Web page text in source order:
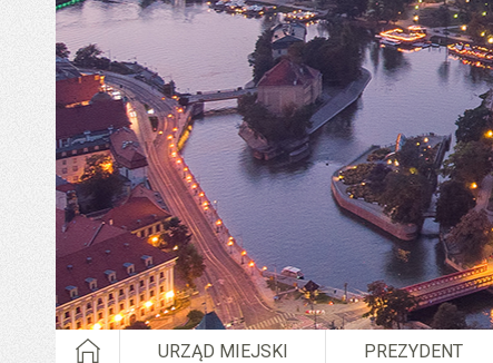
STRONA GŁÓWNA
URZĄD MIEJSKI PREZYDENT